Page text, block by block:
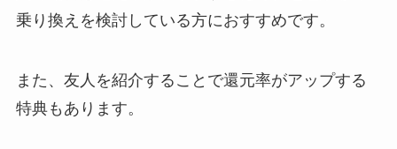
乗り換えを検討している方におすすめです。
また、友人を紹介することで還元率がアップする
特典もあります。